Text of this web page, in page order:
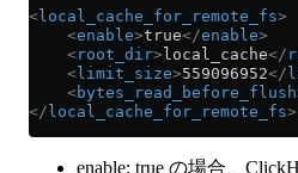
< local_cache_for_remote_fs>
    <
enable>true</enable>
    <
root_dir> local_cache</
    <
limit_size>559096952</
    <
bytes_read_before_flush
</ local_cache_for_remote_fs>
enable: true の場合、